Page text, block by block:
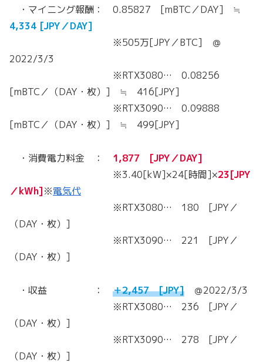
・マイニング報酬： 0.85827 [mBTC／DAY] ≒
4,334 [JPY／DAY]
※505万[JPY／BTC] ＠
2022/3/3
※RTX3080… 0.08256
[mBTC／（DAY・枚）] ≒ 416[JPY]
※RTX3090… 0.09888
[mBTC／（DAY・枚）] ≒ 499[JPY]
・消費電力料金 ： 1,877 [JPY／DAY]
※3.40[kW]×24[時間]×23[JPY
／kWh]※電気代
※RTX3080… 180 [JPY／
（DAY・枚）]
※RTX3090… 221 [JPY／
（DAY・枚）]
・収益 ： ＋2,457 [JPY] ＠2022/3/3
※RTX3080… 236 [JPY／
（DAY・枚）]
※RTX3090… 278 [JPY／
（DAY・枚）]